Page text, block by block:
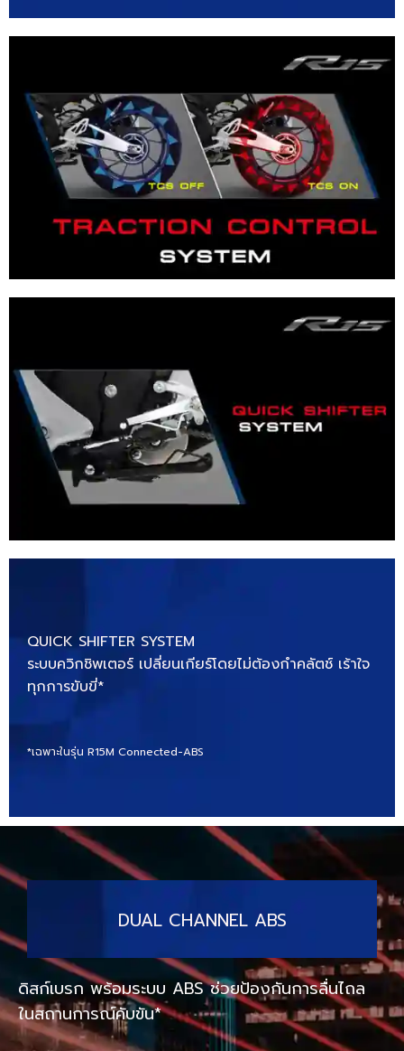
QUICK SHIFTER SYSTEM
ระบบควิกชิพเตอร์ เปลี่ยนเกียร์โดยไม่ต้องกำคลัตช์ เร้าใจ
ทุกการขับขี่*
*เฉพาะในรุ่น R15M Connected-ABS
DUAL CHANNEL ABS
ดิสก์เบรก พร้อมระบบ ABS ช่วยป้องกันการลื่นไถล
ในสถานการณ์คับขัน*